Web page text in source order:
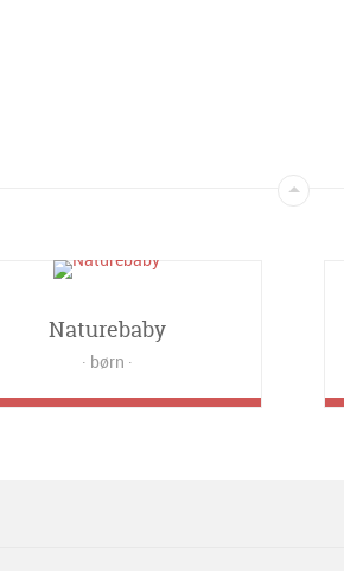
Naturebaby
børn